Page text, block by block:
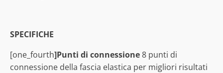
SPECIFICHE
[one_fourth]Punti di connessione8 punti di
connessione della fascia elastica per migliori risultati